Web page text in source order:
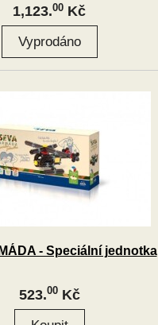
1,123.00 Kč
- Speciální jednotka
523.00Kč